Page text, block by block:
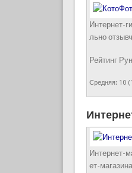
Интернет-
льно
Рейтинг
Средняя: 10 (1
Интернет-
ет-